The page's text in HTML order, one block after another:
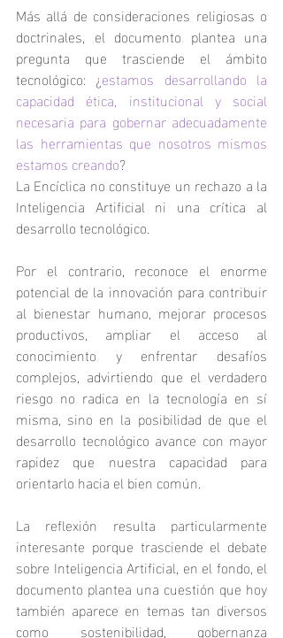
Más allá de consideraciones religiosas o
doctrinales, el documento plantea una
pregunta que trasciende el ámbito
tecnológico: ¿estamos desarrollando la
capacidad ética, institucional y social
necesaria para gobernar adecuadamente
las herramientas que nosotros mismos
estamos creando?
La Encíclica no constituye un rechazo a la
Inteligencia Artificial ni una crítica al
desarrollo tecnológico.
Por el contrario, reconoce el enorme
potencial de la innovación para contribuir
al bienestar humano, mejorar procesos
productivos, ampliar el acceso al
conocimiento y enfrentar desafíos
complejos, advirtiendo que el verdadero
riesgo no radica en la tecnología en sí
misma, sino en la posibilidad de que el
desarrollo tecnológico avance con mayor
rapidez que nuestra capacidad para
orientarlo hacia el bien común.
La reflexión resulta particularmente
interesante porque trasciende el debate
sobre Inteligencia Artificial, en el fondo, el
documento plantea una cuestión que hoy
también aparece en temas tan diversos
como sostenibilidad, gobernanza